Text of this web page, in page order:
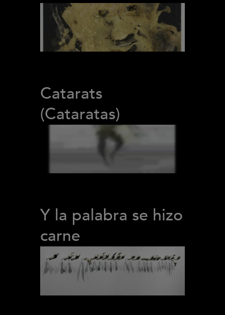
Catarats
(Cataratas)
Y la palabra se hizo
carne